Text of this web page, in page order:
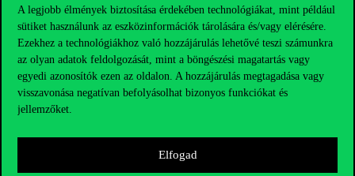
A legjobb élmények biztosítása érdekében technológiákat, mint például
sütiket használunk az eszközinformációk tárolására és/vagy elérésére.
Ezekhez a technológiákhoz való hozzájárulás lehetővé teszi számunkra
az olyan adatok feldolgozását, mint a böngészési magatartás vagy
egyedi azonosítók ezen az oldalon. A hozzájárulás megtagadása vagy
visszavonása negatívan befolyásolhat bizonyos funkciókat és
jellemzőket.
Elfogad
Sajtó: press@uni-corvinus.hu